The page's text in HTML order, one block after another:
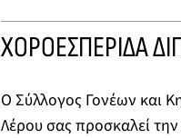
ΧΟΡΟΕΣΠΕΡΙΔΑ
Ο Σύλλογος Γονέων και
Λέρου σας προσκαλεί